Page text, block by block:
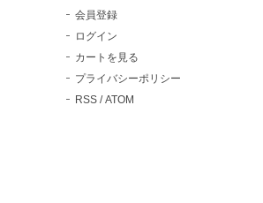
会員登録
ログイン
カートを見る
プライバシーポリシー
RSS /ATOM